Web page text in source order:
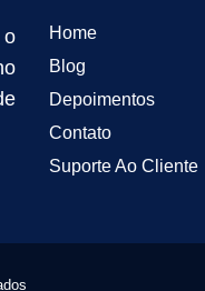
Home
Blog
Depoimentos
Contato
Suporte Ao Cliente